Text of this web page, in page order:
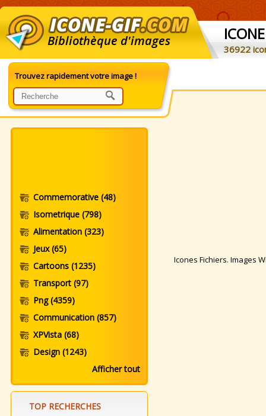
Bibliothèque d'images ICONE
36922
Trouvez rapidement votre image !
Commemorative (48)
Isometrique (798)
Alimentation (323)
Jeux(65)
Cartoons (1235)
Transport (97)
Png(4359)
Communication (857)
XPVista (68)
Design (1243)
Afficher tout
TOP RECHERCHES
Icones Fichiers. Images